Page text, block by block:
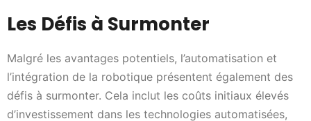
Les Défis à Surmonter
Malgré les avantages potentiels, l’automatisation et
l’intégration de la robotique présentent également des
défis à surmonter. Cela inclut les coûts initiaux élevés
d’investissement dans les technologies automatisées,